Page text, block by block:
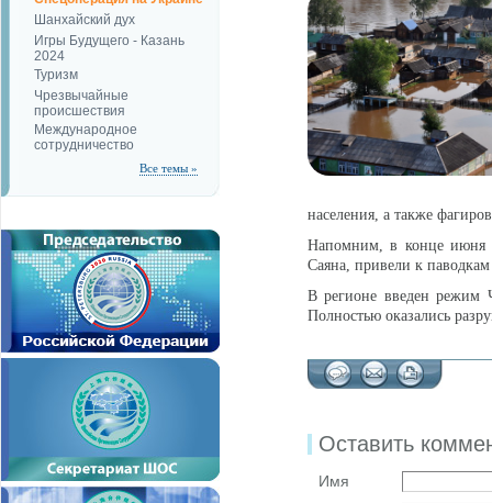
Шанхайский дух
Игры Будущего - Казань
2024
Туризм
Чрезвычайные
происшествия
Международное
сотрудничество
Все темы »
населения, а также
Напомним, в конце июня
Саяна, привели к
В регионе введен режим
Полностью оказались
Оставить
Имя